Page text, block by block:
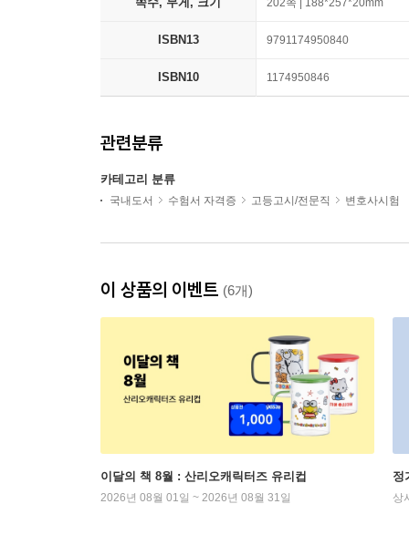
202쪽 | 188*257*20mm
ISBN13 9791174950840
ISBN10 1174950846
관련분류
카테고리 분류
국내도서 수험서 자격증 고등고시/전문직 변호사시험
이 상품의 이벤트 (6개)
이달의 책 8월 : 산리오캐릭터즈 유리컵
2026년 08월 01일 ~ 2026년 08월 31일
정
상